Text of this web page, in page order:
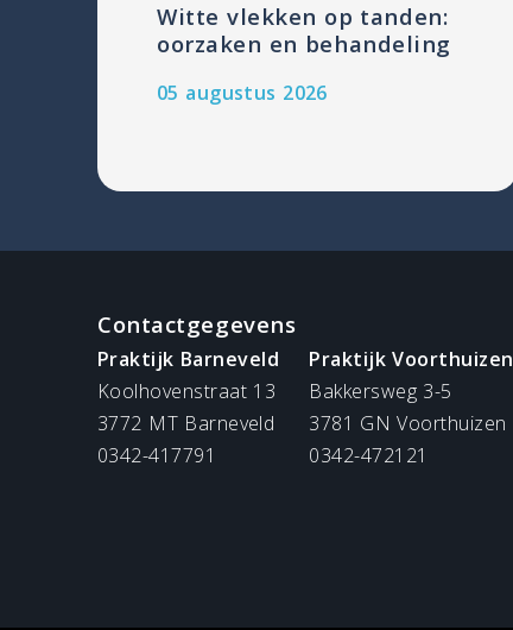
Witte vlekken op tanden:
oorzaken en behandeling
05 augustus 2026
Contactgegevens
Praktijk Barneveld
Koolhovenstraat 13
3772 MT Barneveld
0342-417791
Praktijk Voorthuizen
Bakkersweg 3-5
3781 GN Voorthuizen
0342-472121